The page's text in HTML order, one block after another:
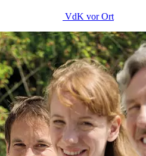
VdK vor Ort